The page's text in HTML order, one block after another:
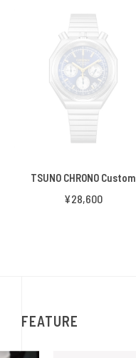
TSUNO CHRONO Custom
¥28,600
FEATURE